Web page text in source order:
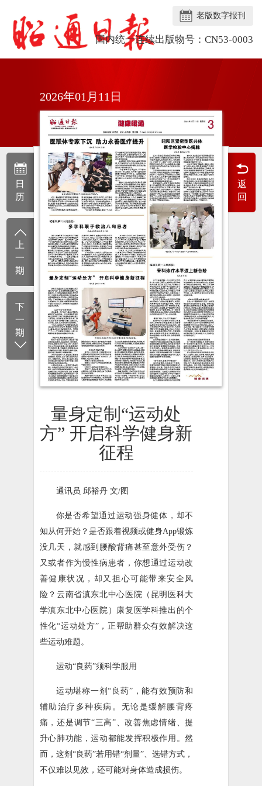
老版数字报刊
国内统一连续出版物号：CN53-0003
日
历
上
一
期
下
一
期
返
回
2026年01月11日
量身定制“运动处
方” 开启科学健身新
征程
通讯员 邱裕丹 文/图
你是否希望通过运动强身健体，却不
知从何开始？是否跟着视频或健身App锻炼
没几天，就感到腰酸背痛甚至意外受伤？
又或者作为慢性病患者，你想通过运动改
善健康状况，却又担心可能带来安全风
险？云南省滇东北中心医院（昆明医科大
学滇东北中心医院）康复医学科推出的个
性化“运动处方”，正帮助群众有效解决这
些运动难题。
运动“良药”须科学服用
运动堪称一剂“良药”，能有效预防和
辅助治疗多种疾病。无论是缓解腰背疼
痛，还是调节“三高”、改善焦虑情绪、提
升心肺功能，运动都能发挥积极作用。然
而，这剂“良药”若用错“剂量”、选错方式，
不仅难以见效，还可能对身体造成损伤。